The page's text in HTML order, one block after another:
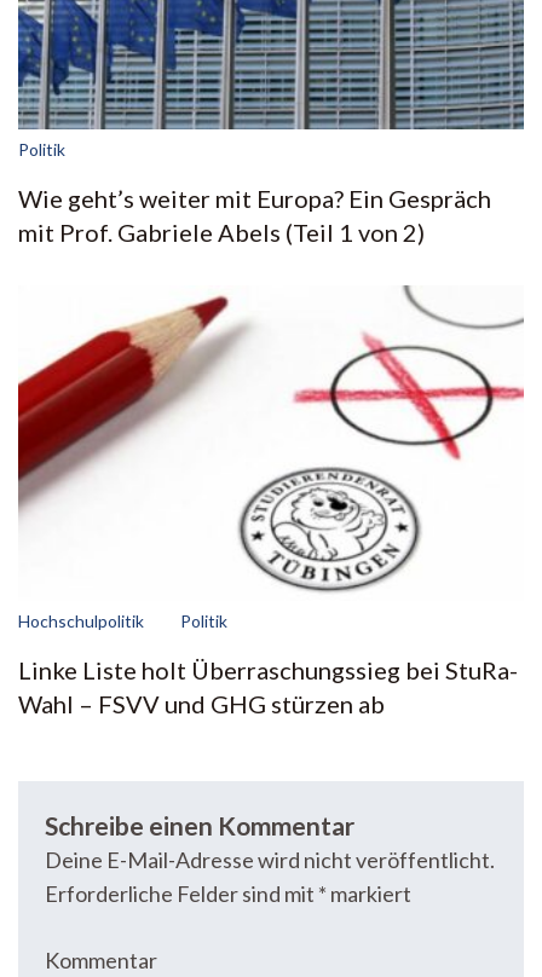
Politik
Wie geht’s weiter mit Europa? Ein Gespräch
mit Prof. Gabriele Abels (Teil 1 von 2)
Hochschulpolitik Politik
Linke Liste holt Überraschungssieg bei StuRa-
Wahl – FSVV und GHG stürzen ab
Schreibe einen Kommentar
Deine E-Mail-Adresse wird nicht veröffentlicht.
Erforderliche Felder sind mit * markiert
Kommentar